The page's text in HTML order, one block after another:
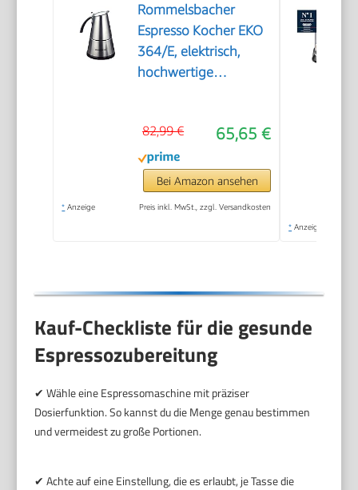
Rommelsbacher
Espresso Kocher EKO
364/E, elektrisch,
hochwertige
oder 4 Tassen,
verdecktes
Heizelement, 360°
Zentralsockel,
automatische
65,65 €
82,99 €
Bei Amazon ansehen
* Anzeige Preis inkl. MwSt., zzgl. Versandkosten
* Anzeige
Kauf-Checkliste für die gesunde
Espressozubereitung
✔ Wähle eine Espressomaschine mit präziser
Dosierfunktion. So kannst du die Menge genau bestimmen
und vermeidest zu große Portionen.
✔ Achte auf eine Einstellung, die es erlaubt, je Tasse die